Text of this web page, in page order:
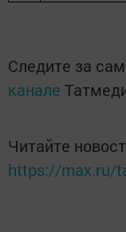
Следите за
канале
Читайте
https://max.ru/